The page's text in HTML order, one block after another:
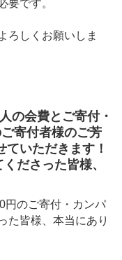
要です。
ろしくお願いしま
の会費とご寄付・
寄付者様のご芳
いただきます！
ださった皆様、
のご寄付・カンパ
た皆様、本当にあり